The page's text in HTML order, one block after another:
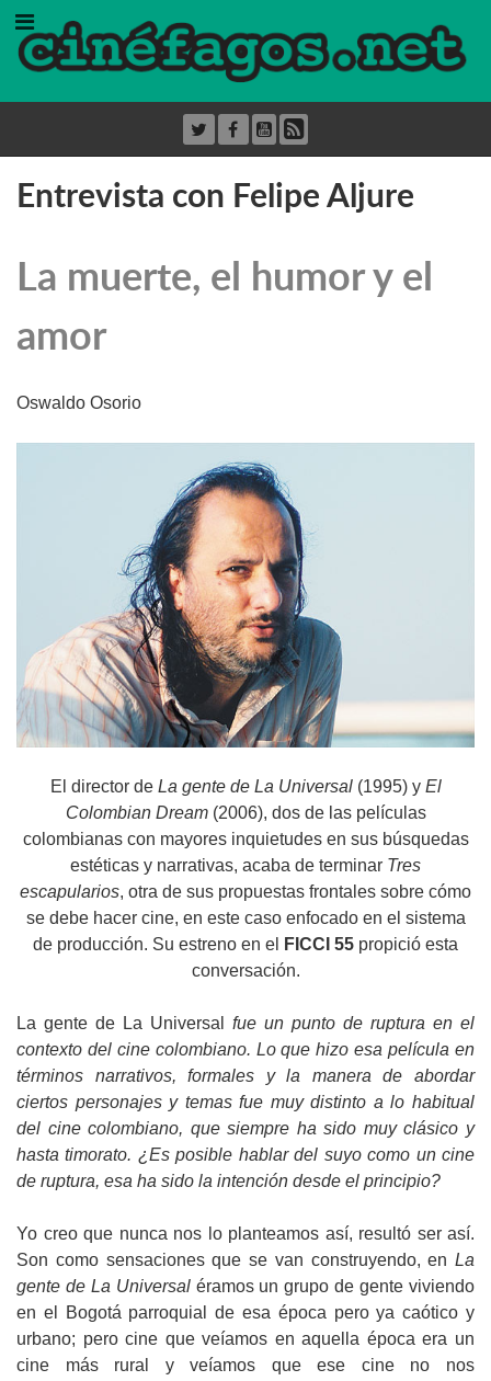
Entrevista con Felipe Aljure
La muerte, el humor y el
amor
Oswaldo Osorio
El director de La gente de La Universal (1995) y El
Colombian Dream (2006), dos de las películas
colombianas con mayores inquietudes en sus búsquedas
estéticas y narrativas, acaba de terminar Tres
escapularios, otra de sus propuestas frontales sobre cómo
se debe hacer cine, en este caso enfocado en el sistema
de producción. Su estreno en el
FICCI 55 propició esta
conversación.
La gente de La Universal fue un punto de ruptura en el
contexto del cine colombiano. Lo que hizo esa película en
términos narrativos, formales y la manera de abordar
ciertos personajes y temas fue muy distinto a lo habitual
del cine colombiano, que siempre ha sido muy clásico y
hasta timorato. ¿Es posible hablar del suyo como un cine
de ruptura, esa ha sido la intención desde el principio?
Yo creo que nunca nos lo planteamos así, resultó ser así.
Son como sensaciones que se van construyendo, en La
gente de La Universaléramos un grupo de gente viviendo
en el Bogotá parroquial de esa época pero ya caótico y
urbano; pero cine que veíamos en aquella época era un
cine más rural y veíamos que ese cine no nos